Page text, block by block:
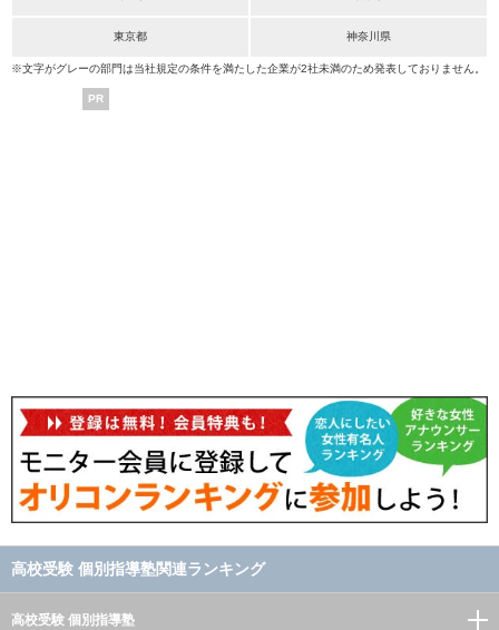
東京都 神奈川県
※文字がグレーの部門は当社規定の条件を満たした企業が2社未満のため発表しておりません。
PR
高校受験 個別指導塾関連ランキング
高校受験 個別指導塾